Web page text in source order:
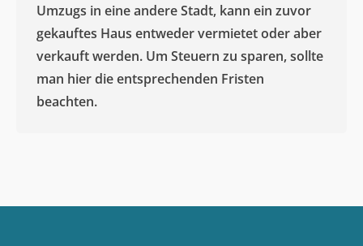
Umzugs in eine andere Stadt, kann ein zuvor
gekauftes Haus entweder vermietet oder aber
verkauft werden. Um Steuern zu sparen, sollte
man hier die entsprechenden Fristen
beachten.